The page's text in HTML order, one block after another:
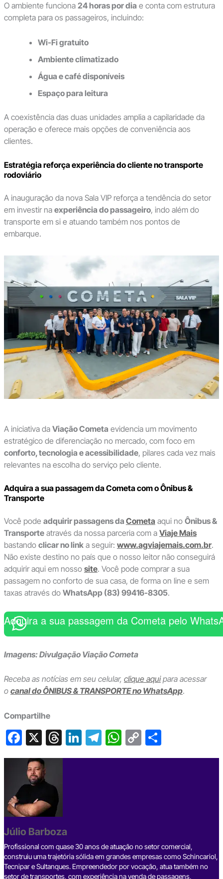
O ambiente funciona 24 horas por dia e conta com estrutura
completa para os passageiros, incluindo:
Wi-Fi gratuito
Ambiente climatizado
Água e café disponíveis
Espaço para leitura
A coexistência das duas unidades amplia a capilaridade da
operação e oferece mais opções de conveniência aos
clientes.
Estratégia reforça experiência do cliente no transporte
rodoviário
A inauguração da nova Sala VIP reforça a tendência do setor
em investir na experiência do passageiro, indo além do
transporte em si e atuando também nos pontos de
embarque.
A iniciativa da Viação Cometa evidencia um movimento
estratégico de diferenciação no mercado, com foco em
conforto, tecnologia e acessibilidade, pilares cada vez mais
relevantes na escolha do serviço pelo cliente.
Adquira a sua passagem da Cometa com o Ônibus &
Transporte
Você pode adquirir passagens da Cometa aqui no Ônibus &
Transporteatravés da nossa parceria com a Viaje Mais
bastando clicar no linka seguir: www.agviajemais.com.br.
Não existe destino no país que o nosso leitor não conseguirá
adquirir aqui em nosso site. Você pode comprar a sua
passagem no conforto de sua casa, de forma on line e sem
taxas através do WhatsApp (83) 99416-8305.
Adquira a sua passagem da Cometa pelo
Imagens: Divulgação Viação Cometa
Receba as notícias em seu celular, clique aquipara acessar
o canal do ÔNIBUS & TRANSPORTE no WhatsApp.
Compartilhe
F
a
c
e
b
o
o
k
X T
hr
s
Li
n
T
el
W
h
C
o
S
h
Júlio Barboza
Profissional com quase 30 anos de atuação no setor comercial,
construiu uma trajetória sólida em grandes empresas como Schincariol,
Tecnipar e Sultanques. Empreendedor por vocação, atua também no
setor de transportes, com experiência na venda de passagens,